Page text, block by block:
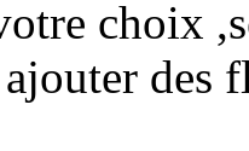
choix
des